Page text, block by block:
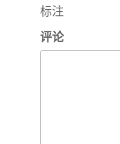
标注
评论